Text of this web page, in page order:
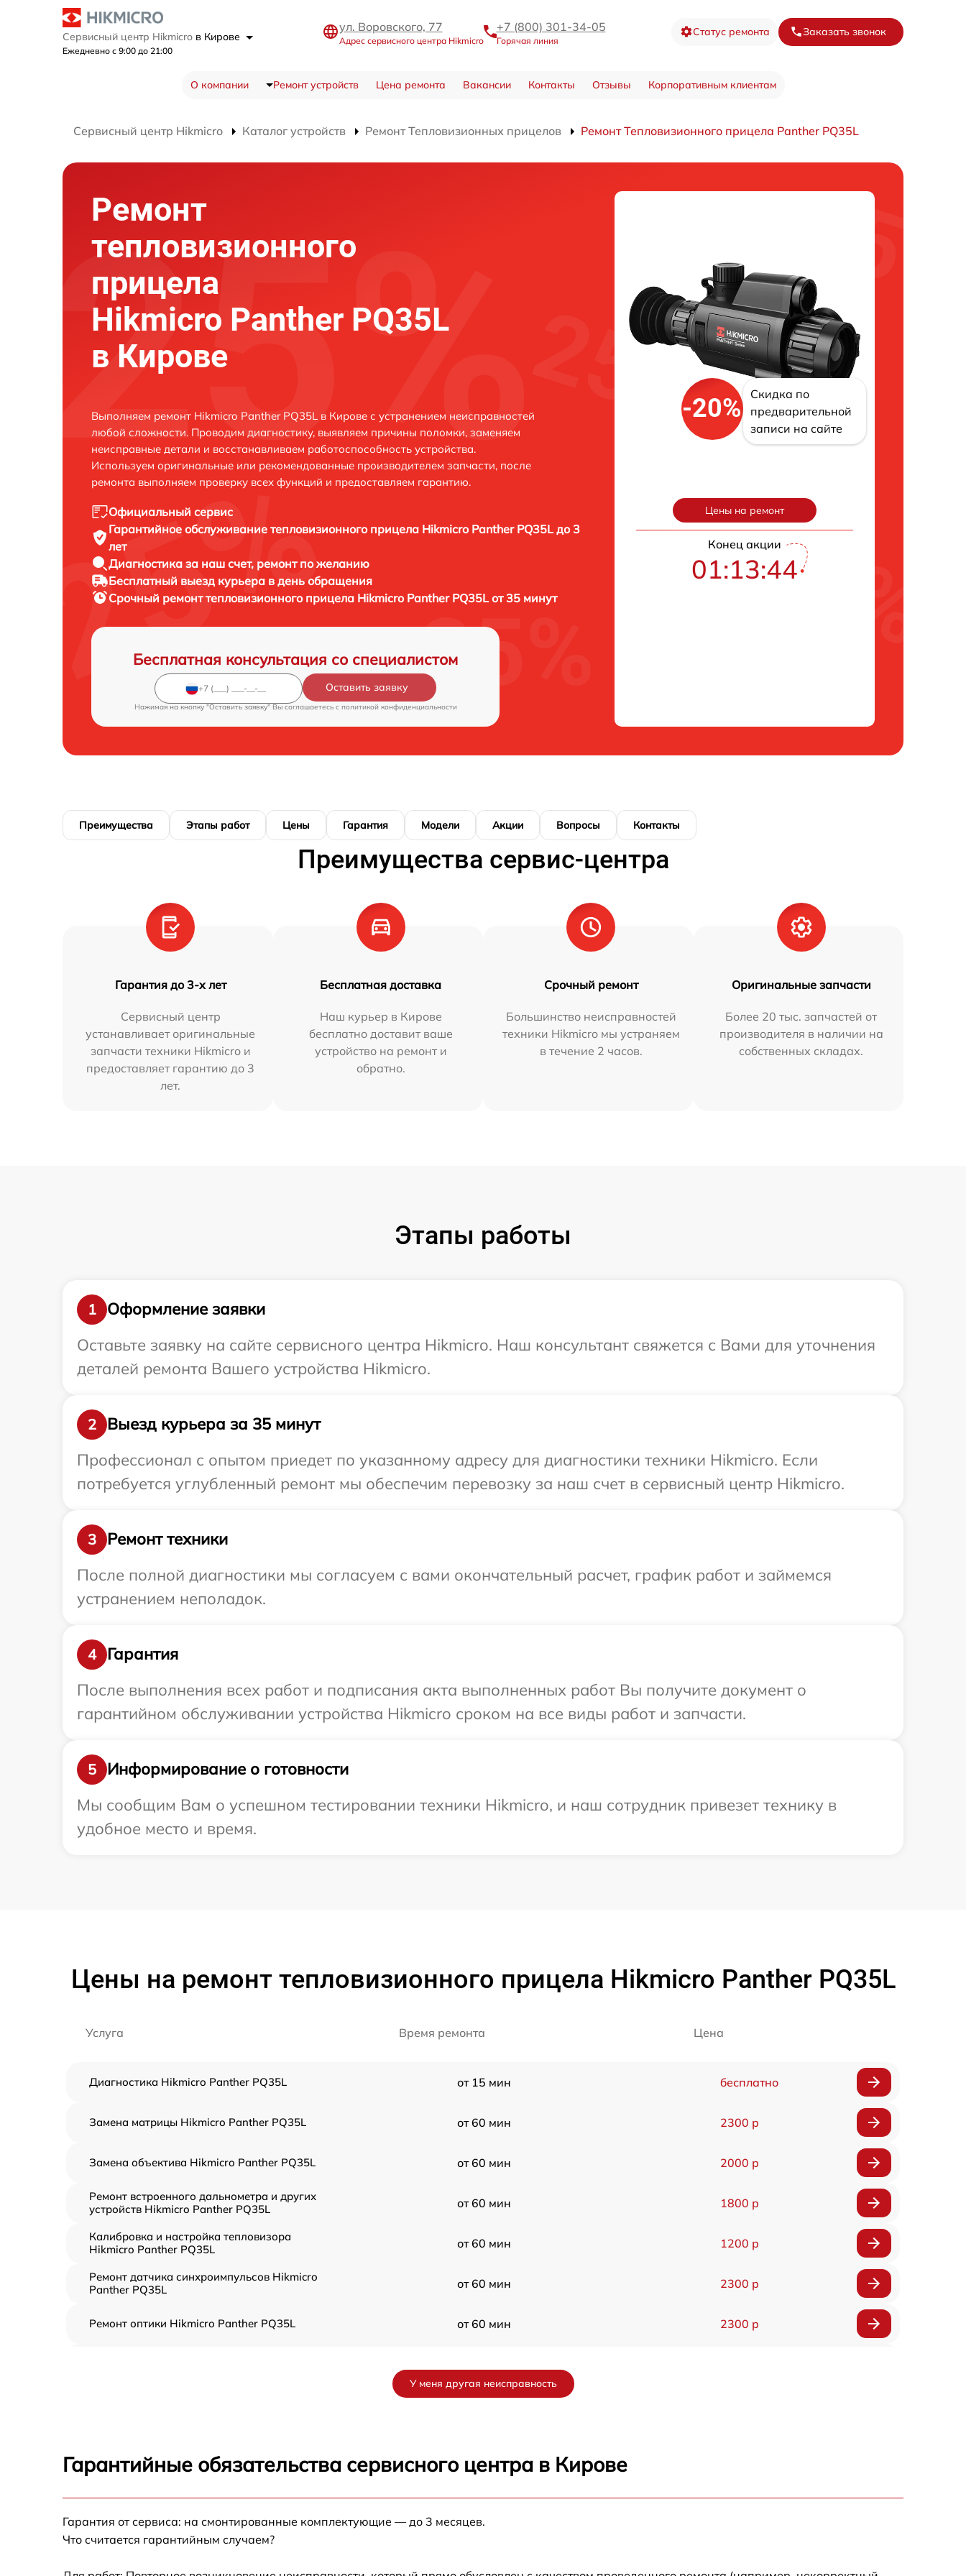
Сервисный центр Hikmicro в Кирове
Ежедневно с 9:00 до 21:00
ул. Воровского, 77
Адрес сервисного центра Hikmicro
+7 (800) 301-34-05
Горячая линия
Статус ремонта Заказать звонок
О компании Ремонт устройств Цена ремонта Вакансии Контакты Отзывы Корпоративным клиентам
Сервисный центр Hikmicro Каталог устройств Ремонт Тепловизионных прицелов Ремонт Тепловизионного прицела Panther PQ35L
Ремонт
тепловизионного
прицела
Hikmicro Panther PQ35L
в Кирове
Выполняем ремонт Hikmicro Panther PQ35L в Кирове с устранением неисправностей
любой сложности. Проводим диагностику, выявляем причины поломки, заменяем
неисправные детали и восстанавливаем работоспособность устройства.
Используем оригинальные или рекомендованные производителем запчасти, после
ремонта выполняем проверку всех функций и предоставляем гарантию.
Официальный сервис
Гарантийное обслуживание тепловизионного прицела Hikmicro Panther PQ35L до 3
лет
Диагностика за наш счет, ремонт по желанию
Бесплатный выезд курьера в день обращения
Срочный ремонттепловизионного прицела Hikmicro Panther PQ35L от 35 минут
Бесплатная консультация со специалистом
Оставить заявку
Нажимая на кнопку "Оставить заявку" Вы соглашаетесь c политикой конфиденциальности
-20%
Скидка по
предварительной
записи на сайте
Цены на ремонт
Конец акции
01:13:43
Преимущества Этапы работ Цены Гарантия Модели Акции Вопросы Контакты
Преимущества сервис-центра
Гарантия до 3-х лет
Сервисный центр
устанавливает оригинальные
запчасти техники Hikmicro и
предоставляет гарантию до 3
лет.
Бесплатная доставка
Наш курьер в Кирове
бесплатно доставит ваше
устройство на ремонт и
обратно.
Срочный ремонт
Большинство неисправностей
техники Hikmicro мы устраняем
в течение 2 часов.
Оригинальные запчасти
Более 20 тыс. запчастей от
производителя в наличии на
собственных складах.
Этапы работы
1
Оформление заявки
Оставьте заявку на сайте сервисного центра Hikmicro. Наш консультант свяжется с Вами для уточнения
деталей ремонта Вашего устройства Hikmicro.
2
Выезд курьера за 35 минут
Профессионал с опытом приедет по указанному адресу для диагностики техники Hikmicro. Если
потребуется углубленный ремонт мы обеспечим перевозку за наш счет в сервисный центр Hikmicro.
3
Ремонт техники
После полной диагностики мы согласуем с вами окончательный расчет, график работ и займемся
устранением неполадок.
4
Гарантия
После выполнения всех работ и подписания акта выполненных работ Вы получите документ о
гарантийном обслуживании устройства Hikmicro сроком на все виды работ и запчасти.
5
Информирование о готовности
Мы сообщим Вам о успешном тестировании техники Hikmicro, и наш сотрудник привезет технику в
удобное место и время.
Цены на ремонт тепловизионного прицела Hikmicro Panther PQ35L
Услуга Время ремонта Цена
Диагностика Hikmicro Panther PQ35L от 15 мин бесплатно
Замена матрицы Hikmicro Panther PQ35L от 60 мин 2300 р
Замена объектива Hikmicro Panther PQ35L от 60 мин 2000 р
Ремонт встроенного дальнометра и других
устройств Hikmicro Panther PQ35L
от 60 мин 1800 р
Калибровка и настройка тепловизора
Hikmicro Panther PQ35L
от 60 мин 1200 р
Ремонт датчика синхроимпульсов Hikmicro
Panther PQ35L
от 60 мин 2300 р
Ремонт оптики Hikmicro Panther PQ35L от 60 мин 2300 р
Замена микросхемы усилителя Hikmicro
Panther PQ35L
от 60 мин
PQ35L
У меня другая неисправность
Гарантийные обязательства сервисного центра в Кирове
Гарантия от сервиса: на смонтированные комплектующие — до 3 месяцев.
Что считается гарантийным случаем?